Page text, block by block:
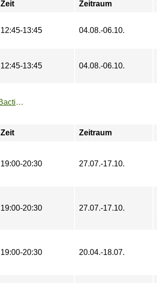
Zeit Zeitraum
12:45-13:45 04.08.-06.10.
12:45-13:45 04.08.-06.10.
https://www.tu-sport.de/sportprogramm/kurse/?tx_dwzeh_courses%5Baction%5D=show&tx_dwzeh_courses%5BsportsDescription%5D=249&cHash=28e21b38cae275b118fe60794b5c72e3
Zeit Zeitraum
19:00-20:30 27.07.-17.10.
19:00-20:30 27.07.-17.10.
19:00-20:30 20.04.-18.07.